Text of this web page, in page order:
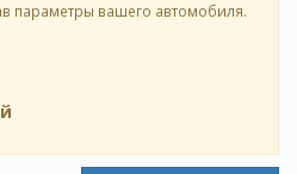
параметры вашего автомобиля.